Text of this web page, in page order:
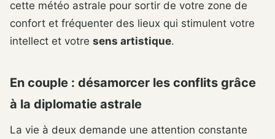
cette météo astrale pour sortir de votre zone de
confort et fréquenter des lieux qui stimulent votre
intellect et votre sens artistique.
En couple : désamorcer les conflits grâce
à la diplomatie astrale
La vie à deux demande une attention constante